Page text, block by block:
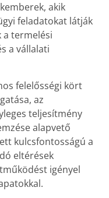
akik
feladatokat látják
a termelési
a vállalati
felelősségi kört
az
teljesítmény
alapvető
kulcsfontosságú a
eltérések
igényel